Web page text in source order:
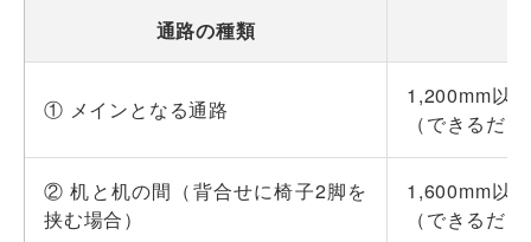
通路の種類
① メインとなる通路
1,200mm以上
（できるだ
② 机と机の間（背合せに椅子2脚を
挟む場合）
1,600mm以上
（できるだ